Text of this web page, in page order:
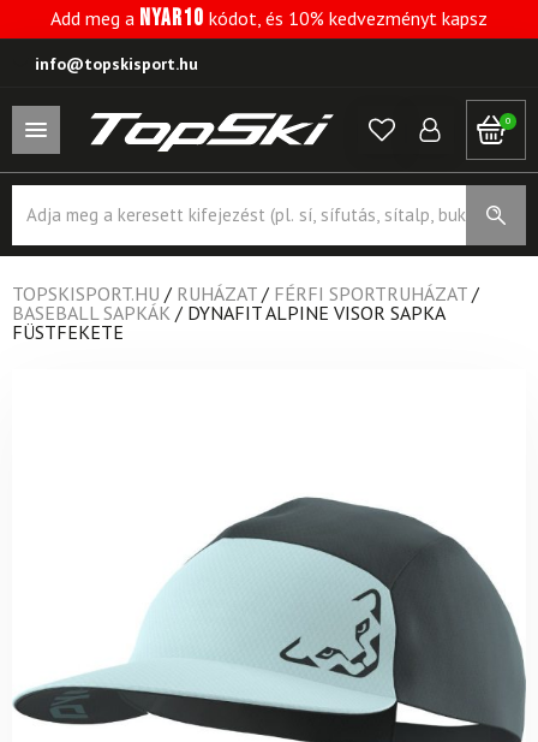
Add meg a NYAR10 kódot, és 10% kedvezményt kapsz
info@topskisport.hu
0
search
TOPSKISPORT.HU / RUHÁZAT / FÉRFI SPORTRUHÁZAT /
BASEBALL SAPKÁK / DYNAFIT ALPINE VISOR SAPKA
FÜSTFEKETE